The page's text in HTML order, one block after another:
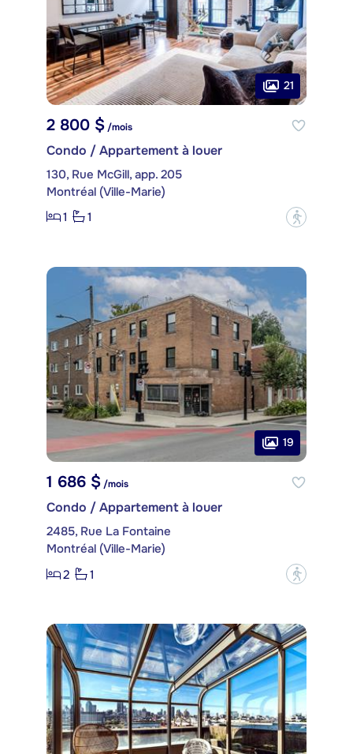
21
2 800 $ /mois
Condo / Appartement à louer
130, Rue McGill, app. 205
Montréal (Ville-Marie)
1
1 ?
19
1 686 $/mois
Condo / Appartement à louer
2485, Rue La Fontaine
Montréal (Ville-Marie)
2
1 ?